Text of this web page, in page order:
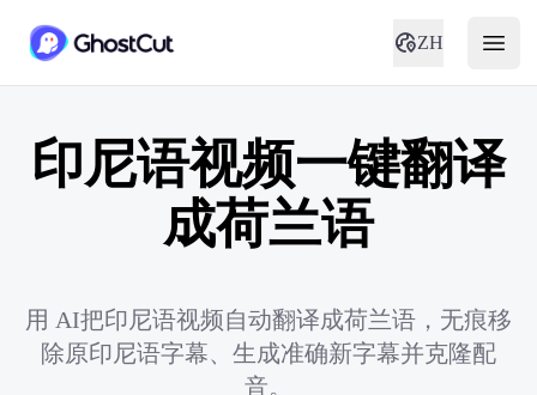
ZH
印尼语视频一键翻译
成荷兰语
用 AI把印尼语视频自动翻译成荷兰语，无痕移
除原印尼语字幕、生成准确新字幕并克隆配
音。